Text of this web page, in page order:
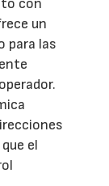
con
un
para las
el